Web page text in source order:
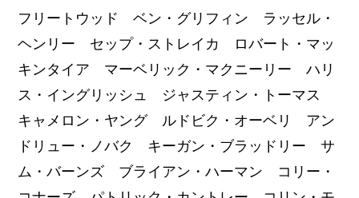
フリートウッド ベン・グリフィン ラッセル・
ヘンリー セップ・ストレイカ ロバート・マッ
キンタイア マーベリック・マクニーリー ハリ
ス・イングリッシュ ジャスティン・トーマス
キャメロン・ヤング ルドビク・オーベリ アン
ドリュー・ノバク キーガン・ブラッドリー サ
ム・バーンズ ブライアン・ハーマン コリー・